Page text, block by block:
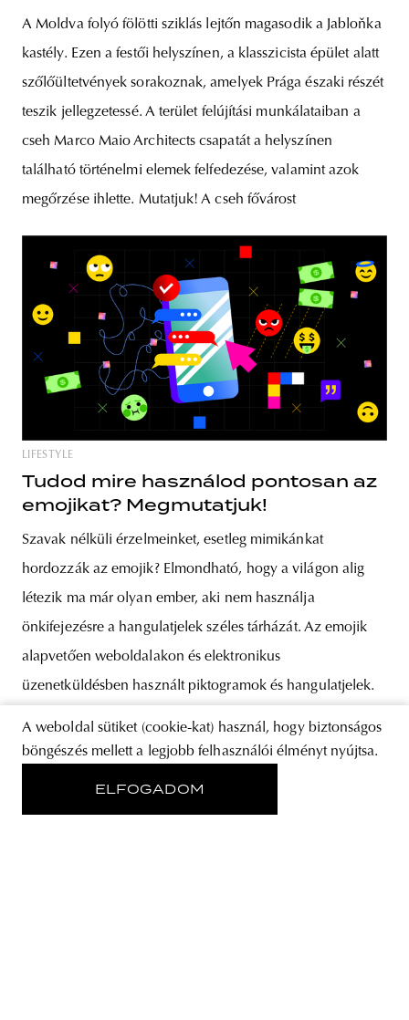
A Moldva folyó fölötti sziklás lejtőn magasodik a Jabloňka
kastély. Ezen a festői helyszínen, a klasszicista épület alatt
szőlőültetvények sorakoznak, amelyek Prága északi részét
teszik jellegzetessé. A terület felújítási munkálataiban a
cseh Marco Maio Architects csapatát a helyszínen
található történelmi elemek felfedezése, valamint azok
megőrzése ihlette. Mutatjuk! A cseh fővárost
LIFESTYLE
Tudod mire használod pontosan az
emojikat? Megmutatjuk!
Szavak nélküli érzelmeinket, esetleg mimikánkat
hordozzák az emojik? Elmondható, hogy a világon alig
létezik ma már olyan ember, aki nem használja
önkifejezésre a hangulatjelek széles tárházát. Az emojik
alapvetően weboldalakon és elektronikus
üzenetküldésben használt piktogramok és hangulatjelek.
érzelmek, tárgyak, helyek, állatok vagy időjárási
A weboldal sütiket (cookie-kat) használ, hogy biztonságos
böngészés mellett a legjobb felhasználói élményt nyújtsa.
ELFOGADOM